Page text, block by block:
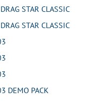
STAR CLASSIC
STAR CLASSIC
PACK